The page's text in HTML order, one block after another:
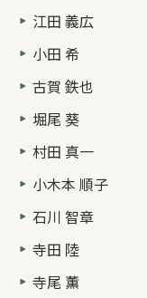
江田 義広
小田 希
古賀 鉄也
堀尾 葵
村田 真一
小木本 順子
石川 智章
寺田 陸
寺尾 薫